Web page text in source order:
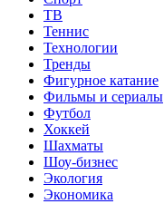
ТВ
Теннис
Технологии
Тренды
Фигурное катание
Фильмы и сериалы
Футбол
Хоккей
Шахматы
Шоу-бизнес
Экология
Экономика